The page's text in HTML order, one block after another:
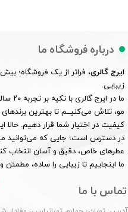
درباره فروشگاه ما
ایرج گالری، فراتر از یک فروشگاه؛
زیبایی.
ما در
مو، تلاش می‌کنیــم تا بهترین برندهای
کیفیت در اختیار شما قرار دهیم. حالا
در دسترس است؛ جایی که می‌توانید
عطرهای خاص، دقیق و آسان انتخاب
ما اینجاییم تا زیبایی را ساده،
تماس با ما